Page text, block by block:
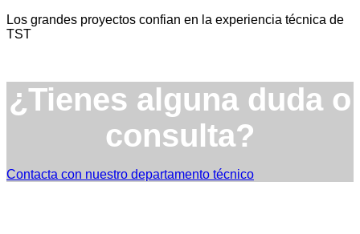
Los grandes proyectos confian en la experiencia técnica de
TST
¿Tienes alguna duda o
consulta?
Contacta con nuestro departamento técnico